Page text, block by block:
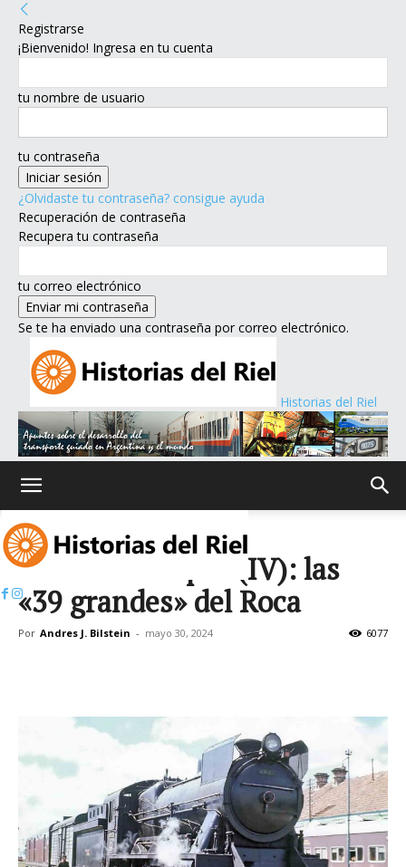
Registrarse
¡Bienvenido! Ingresa en tu cuenta
tu nombre de usuario
tu contraseña
¿Olvidaste tu contraseña? consigue ayuda
Recuperación de contraseña
Recupera tu contraseña
tu correo electrónico
Se te ha enviado una contraseña por correo electrónico.
Historias del Riel
Inicio
Breves del vapor (IV): las
«39 grandes» del Roca
Por Andres J. Bilstein - mayo 30, 2024 6077